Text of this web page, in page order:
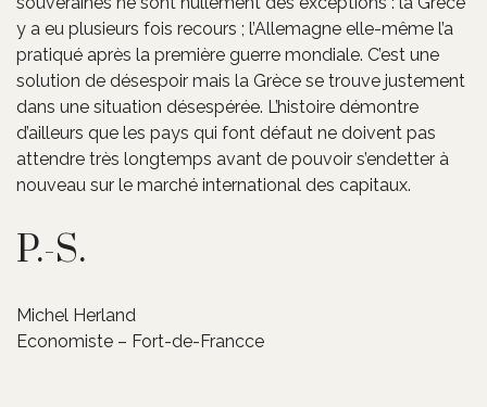
y a eu plusieurs fois recours ; l’Allemagne elle-même l’a
pratiqué après la première guerre mondiale. C’est une
solution de désespoir mais la Grèce se trouve justement
dans une situation désespérée. L’histoire démontre
d’ailleurs que les pays qui font défaut ne doivent pas
attendre très longtemps avant de pouvoir s’endetter à
nouveau sur le marché international des capitaux.
P.-S.
Michel Herland
Economiste – Fort-de-Francce